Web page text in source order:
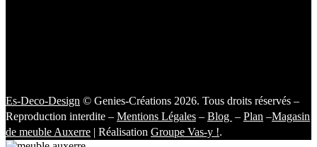
Es-Deco-Design © Genies-Créations 2026. Tous droits réservés –
Reproduction interdite – Mentions Légales – Blog – Plan –Magasin
de meuble Auxerre | Réalisation Groupe Vas-y !.